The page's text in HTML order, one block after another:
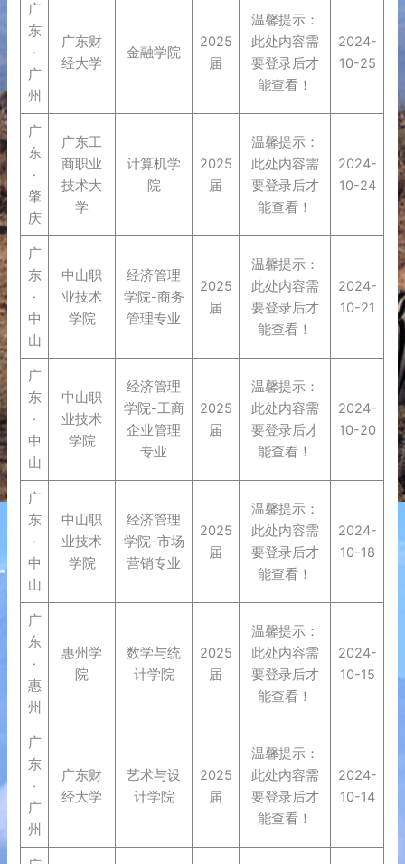
广
东
·
广
州
广东财
经大学
金融学院
2025
届
温馨提示：
此处内容需
要登录后才
能查看！
2024-
10-25
广
东
·
肇
庆
广东工
商职业
技术大
学
计算机学
院
2025
届
温馨提示：
此处内容需
要登录后才
能查看！
2024-
10-24
广
东
·
中
山
中山职
业技术
学院
经济管理
学院-商务
管理专业
2025
届
温馨提示：
此处内容需
要登录后才
能查看！
2024-
10-21
广
东
·
中
山
中山职
业技术
学院
经济管理
学院-工商
企业管理
专业
2025
届
温馨提示：
此处内容需
要登录后才
能查看！
2024-
10-20
广
东
·
中
山
中山职
业技术
学院
经济管理
学院-市场
营销专业
2025
届
温馨提示：
此处内容需
要登录后才
能查看！
2024-
10-18
广
东
·
惠
州
惠州学
院
数学与统
计学院
2025
届
温馨提示：
此处内容需
要登录后才
能查看！
2024-
10-15
广
东
·
广
州
广东财
经大学
艺术与设
计学院
2025
届
温馨提示：
此处内容需
要登录后才
能查看！
2024-
10-14